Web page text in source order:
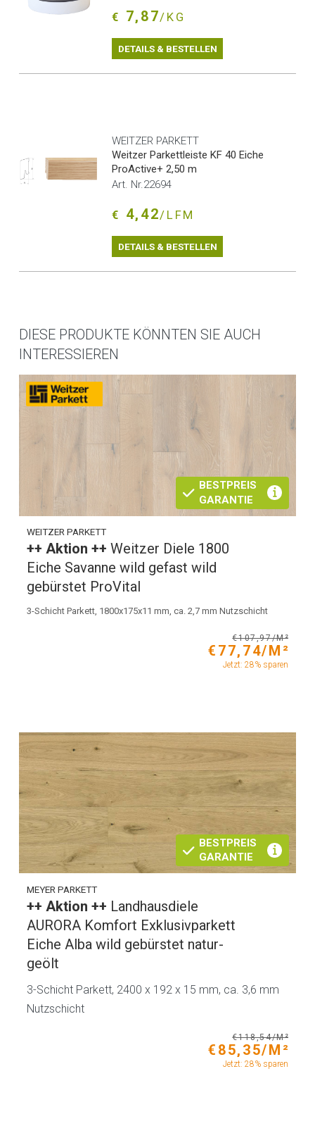
€ 7,87/KG
DETAILS & BESTELLEN
WEITZER PARKETT
Weitzer Parkettleiste KF 40 Eiche
ProActive+ 2,50 m
Art. Nr.22694
€ 4,42/LFM
DETAILS & BESTELLEN
DIESE PRODUKTE KÖNNTEN SIE AUCH
INTERESSIEREN
BESTPREIS
GARANTIE
WEITZER PARKETT
++ Aktion ++Weitzer Diele 1800
Eiche Savanne wild gefast wild
gebürstet ProVital
3-Schicht Parkett, 1800x175x11 mm, ca. 2,7 mm Nutzschicht
€107,97/M²
€77,74/M²
Jetzt: 28% sparen
BESTPREIS
GARANTIE
MEYER PARKETT
++ Aktion ++ Landhausdiele
AURORA Komfort Exklusivparkett
Eiche Alba wild gebürstet natur-
geölt
3-Schicht Parkett, 2400 x 192 x 15 mm, ca. 3,6 mm
Nutzschicht
€118,54/M²
€85,35/M²
Jetzt: 28% sparen